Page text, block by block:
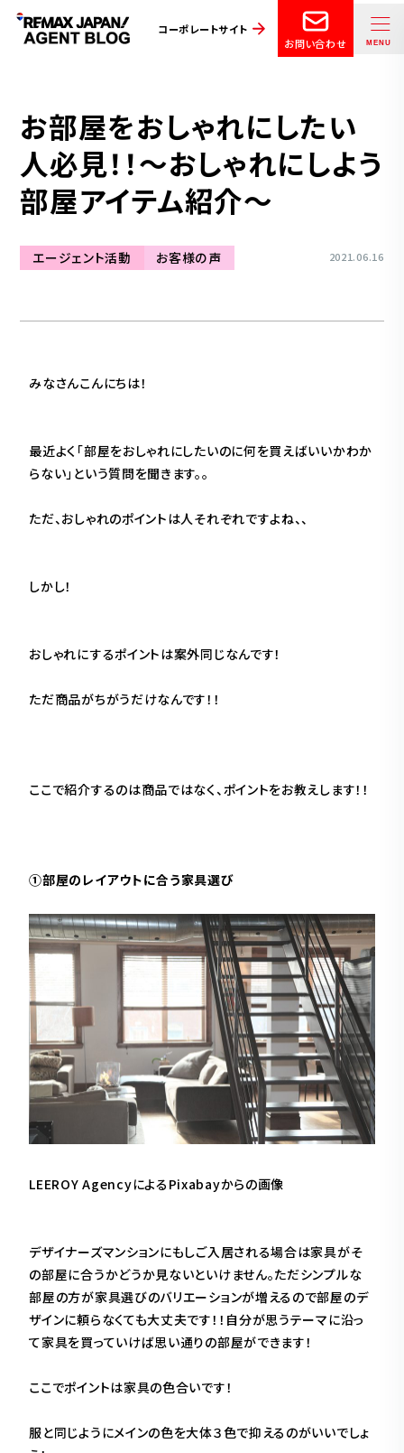
コーポレートサイト
お問い合わせ
お部屋をおしゃれにしたい
人必見！！〜おしゃれにしよう
部屋アイテム紹介〜
エージェント活動 お客様の声 2021.06.16
みなさんこんにちは！
最近よく「部屋をおしゃれにしたいのに何を買えばいいかわか
らない」という質問を聞きます。。
ただ、おしゃれのポイントは人それぞれですよね、、
しかし！
おしゃれにするポイントは案外同じなんです！
ただ商品がちがうだけなんです！！
ここで紹介するのは商品ではなく、ポイントをお教えします！！
①部屋のレイアウトに合う家具選び
LEEROY Agencyによる Pixabayからの画像
デザイナーズマンションにもしご入居される場合は家具がそ
の部屋に合うかどうか見ないといけません。ただシンプルな
部屋の方が家具選びのバリエーションが増えるので部屋のデ
ザインに頼らなくても大丈夫です！！自分が思うテーマに沿っ
て家具を買っていけば思い通りの部屋ができます！
ここでポイントは家具の色合いです！
服と同じようにメインの色を大体３色で抑えるのがいいでしょ